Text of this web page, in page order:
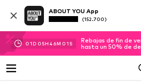
ABOUT YOU App
(152.700)
01D 05H 45M 59 S
Rebajas de fin de
hasta un 50% de